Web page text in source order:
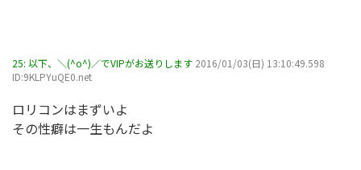
25: 以下、＼(^o^)／でVIPがお送りします 2016/01/03(日) 13:10:49.598
ID:9KLPYuQE0.net
ロリコンはまずいよ
その性癖は一生もんだよ